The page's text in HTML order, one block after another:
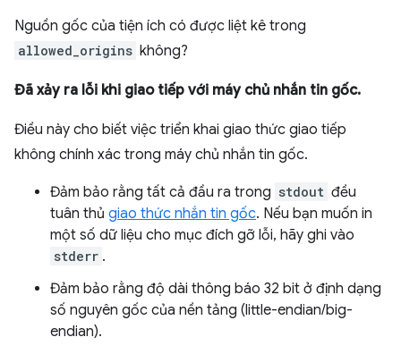
Nguồn gốc của tiện ích có được liệt kê trong
allowed_origins không?
Đã xảy ra lỗi khi giao tiếp với máy chủ nhắn tin gốc.
Điều này cho biết việc triển khai giao thức giao tiếp
không chính xác trong máy chủ nhắn tin gốc.
Đảm bảo rằng tất cả đầu ra trong stdout đều
tuân thủ giao thức nhắn tin gốc. Nếu bạn muốn in
một số dữ liệu cho mục đích gỡ lỗi, hãy ghi vào
stderr .
Đảm bảo rằng độ dài thông báo 32 bit ở định dạng
số nguyên gốc của nền tảng (little-endian/big-
endian).